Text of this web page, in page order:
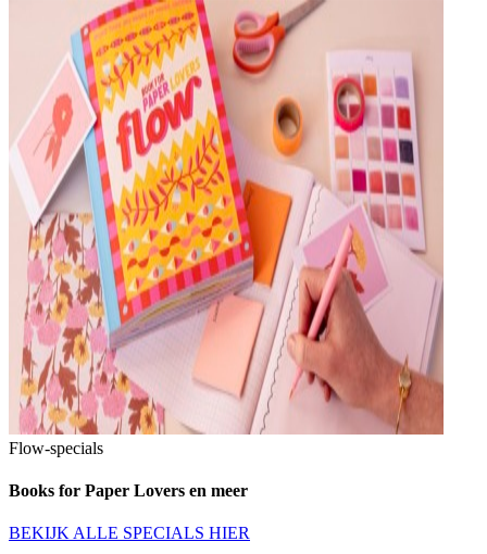
Flow-specials
Books for Paper Lovers en meer
BEKIJK ALLE SPECIALS HIER